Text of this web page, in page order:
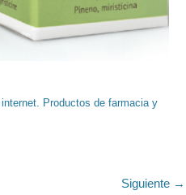
Productos de farmacia y
Siguiente →